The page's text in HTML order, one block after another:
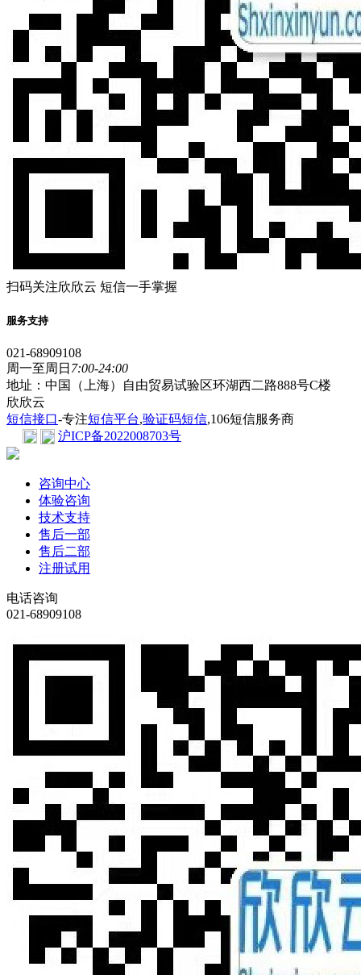
扫码关注欣欣云 短信一手掌握
服务支持
021-68909108
周一至周日 7:00-24:00
地址：中国（上海）自由贸易试验区环湖西二路888号C楼
欣欣云
短信接口-专注短信平台,验证码短信,106短信服务商
沪ICP备2022008703号
咨询中心
体验咨询
技术支持
售后一部
售后二部
注册试用
电话咨询
021-68909108